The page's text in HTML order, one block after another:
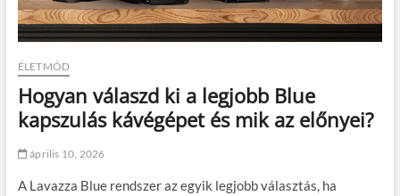
ÉLETMÓD
Hogyan válaszd ki a legjobb Blue
kapszulás kávégépet és mik az előnyei?
április 10, 2026
A Lavazza Blue rendszer az egyik legjobb választás, ha